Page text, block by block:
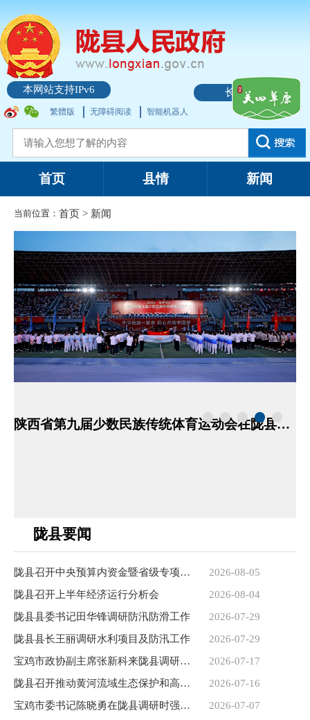
本网站支持IPv6 长者模式
繁體版 无障碍阅读 智能机器人
首页 县情 新闻
当前位置： 首页 > 新闻
陕西省第九届少数民族传统体育运动会在陇县开幕
陇县要闻
陇县召开中央预算内资金暨省级专项资金项目推进会
2026-08-05
陇县召开上半年经济运行分析会
2026-08-04
陇县县委书记田华锋调研防汛防滑工作
2026-07-29
陇县县长王丽调研水利项目及防汛工作
2026-07-29
宝鸡市政协副主席张新科来陇县调研防汛及重点项目建设工作
2026-07-17
陇县召开推动黄河流域生态保护和高质量发展领导小组全体（扩...
2026-07-16
宝鸡市委书记陈晓勇在陇县调研时强调 增强农业防灾减灾能力推...
2026-07-07